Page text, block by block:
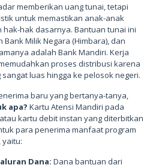
memberikan uang tunai, tetapi
untuk memastikan anak-anak
hak dasarnya. Bantuan tunai ini
Milik Negara (Himbara), dan
adalah Bank Mandiri. Kerja
proses distribusi karena
luas hingga ke pelosok negeri.
baru yang bertanya-tanya,
apa? Kartu Atensi Mandiri pada
kartu debit instan yang diterbitkan
para penerima manfaat program
yaitu:
Dana: Dana bantuan dari